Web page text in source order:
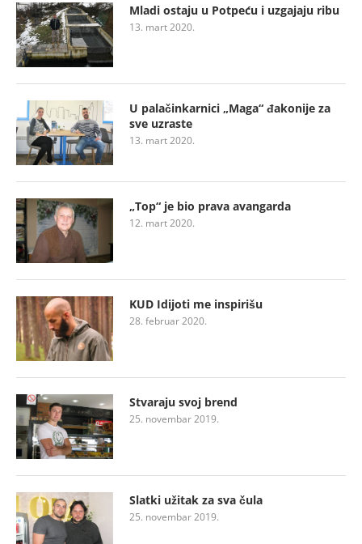
Mladi ostaju u Potpeću i uzgajaju ribu
13. mart 2020.
U palačinkarnici „Maga“ đakonije za
sve uzraste
13. mart 2020.
„Top“ je bio prava avangarda
12. mart 2020.
KUD Idijoti me inspirišu
28. februar 2020.
Stvaraju svoj brend
25. novembar 2019.
Slatki užitak za sva čula
25. novembar 2019.